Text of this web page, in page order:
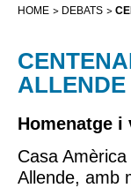
HOME DEBATS
ALLENDE
Homenatge i
Casa
Allende, amb